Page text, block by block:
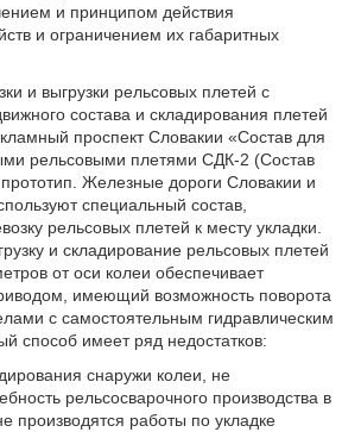
и принципом действия
и ограничением их габаритных
и выгрузки рельсовых плетей с
состава и складирования плетей
проспект Словакии «Состав для
рельсовыми плетями СДК-2 (Состав
Железные дороги Словакии и
специальный состав,
рельсовых плетей к месту укладки.
и складирование рельсовых плетей
от оси колеи обеспечивает
имеющий возможность поворота
с самостоятельным гидравлическим
способ имеет ряд недостатков:
снаружи колеи, не
рельсосварочного производства в
производятся работы по укладке